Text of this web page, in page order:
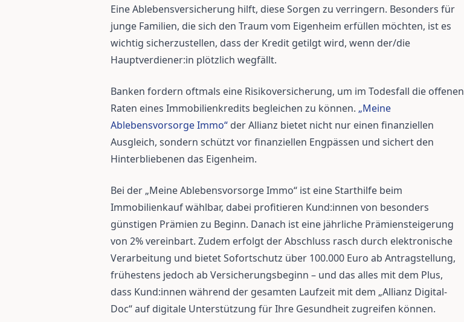
Eine Ablebensversicherung hilft, diese Sorgen zu verringern. Besonders für
junge Familien, die sich den Traum vom Eigenheim erfüllen möchten, ist es
wichtig sicherzustellen, dass der Kredit getilgt wird, wenn der/die
Hauptverdiener:in plötzlich wegfällt.
Banken fordern oftmals eine Risikoversicherung, um im Todesfall die offenen
Raten eines Immobilienkredits begleichen zu können. „Meine
Ablebensvorsorge Immo“ der Allianz bietet nicht nur einen finanziellen
Ausgleich, sondern schützt vor finanziellen Engpässen und sichert den
Hinterbliebenen das Eigenheim.
Bei der „Meine Ablebensvorsorge Immo“ ist eine Starthilfe beim
Immobilienkauf wählbar, dabei profitieren Kund:innen von besonders
günstigen Prämien zu Beginn. Danach ist eine jährliche Prämiensteigerung
von 2% vereinbart. Zudem erfolgt der Abschluss rasch durch elektronische
Verarbeitung und bietet Sofortschutz über 100.000 Euro ab Antragstellung,
frühestens jedoch ab Versicherungsbeginn – und das alles mit dem Plus,
dass Kund:innen während der gesamten Laufzeit mit dem „Allianz Digital-
Doc“ auf digitale Unterstützung für Ihre Gesundheit zugreifen können.